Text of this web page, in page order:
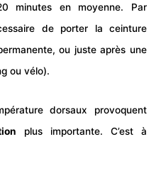
minutes en moyenne. Par
de porter la ceinture
ou juste après une
ou vélo).
dorsaux provoquent
plus importante. C’est à